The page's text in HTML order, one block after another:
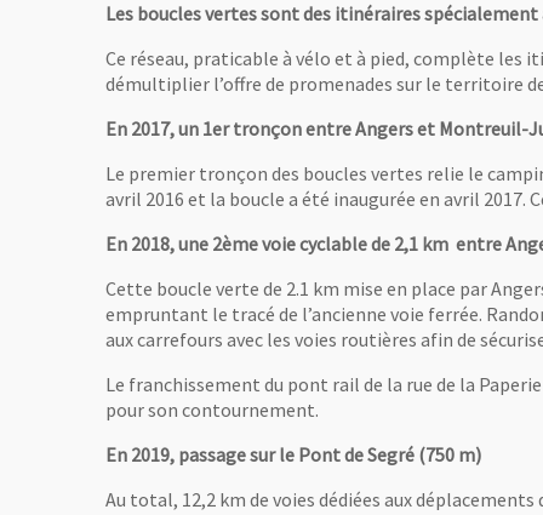
Les boucles vertes sont des itinéraires
Ce réseau, praticable à vélo et à pied, complète les
démultiplier l’offre de promenades sur le territoire
En 2017, un 1er tronçon entre Angers et Montreuil-
Le premier tronçon des boucles vertes relie le
avril 2016 et la boucle a été inaugurée en avril
En 2018, une 2ème voie cyclable de 2,1 km entre
Cette boucle verte de 2.1 km mise en place par
empruntant le tracé de l’ancienne voie ferrée.
aux carrefours avec les voies routières afin de
Le franchissement du pont rail de la rue de la
pour son contournement.
En 2019, passage sur le Pont de Segré (750 m)
Au total, 12,2 km de voies dédiées aux